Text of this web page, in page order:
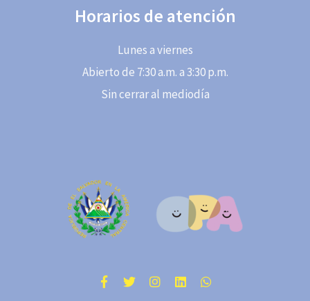
Horarios de atención
Lunes a viernes
Abierto de 7:30 a.m. a 3:30 p.m.
Sin cerrar al mediodía